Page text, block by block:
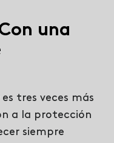
una
tres veces más
a la protección
siempre